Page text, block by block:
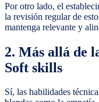
Por otro lado, el
la revisión regular de
mantenga relevante y
2. Más allá de
Soft skills
Sí, las habilidades